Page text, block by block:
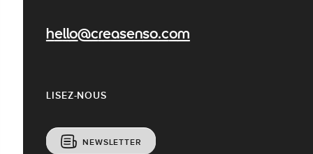
hello@creasenso.com
LISEZ-NOUS
NEWSLETTER